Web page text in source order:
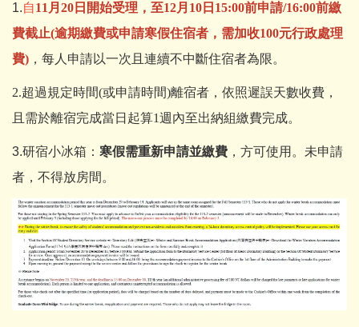
1.自11月20日開始受理，至12月10日15:00前申請/16:00前繳
費截止(逾期繳費或申請寒假住宿者，需加收100元行政處理
費) ，每人申請以一次且連續不中斷住宿者為限。
2.超過規定時間(或申請時間)離宿者，依照遲誤天數收費，
且需於離宿完成當日起算1週內至出納組繳費完成。
3.研宿小冰箱： 寒假需重新申請並繳費 ，方可使用。未申請
者，不得放房間。